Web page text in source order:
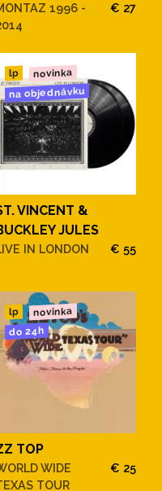
1996 -
€ 27
lp novinka
na objednávku
VINCENT &
JULES
IN LONDON € 55
lp novinka
do 24h
TOP
WIDE
TOUR
€ 25